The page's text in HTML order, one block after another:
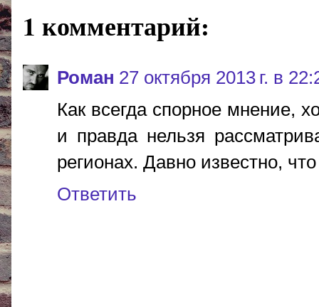
1 комментарий:
Роман 27 октября 2013 г. в
Как всегда спорное мнение,
и правда нельзя
регионах. Давно известно,
Ответить